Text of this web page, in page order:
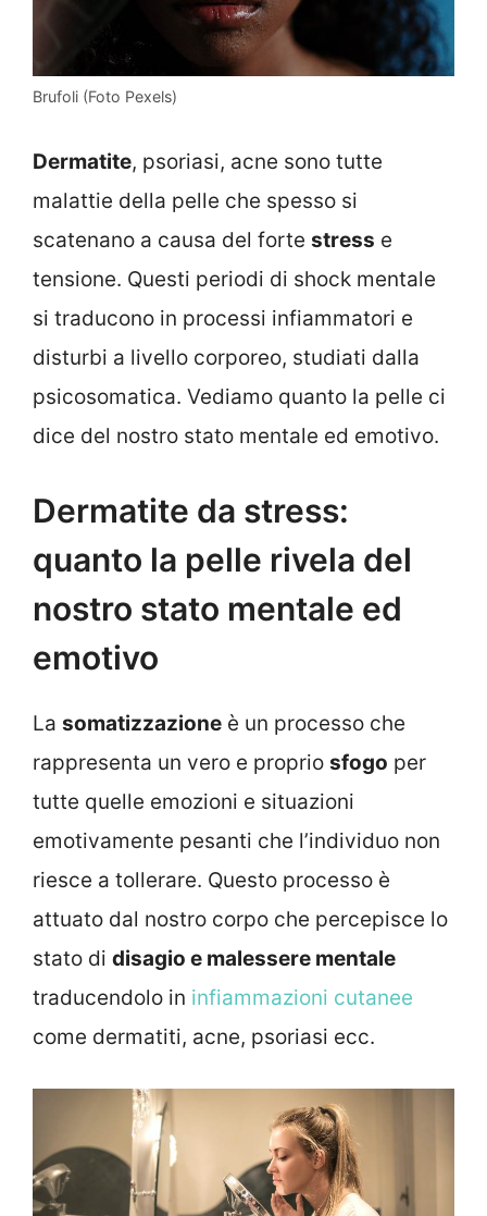
Brufoli (Foto Pexels)
Dermatite, psoriasi, acne sono tutte
malattie della pelle che spesso si
scatenano a causa del forte stress e
tensione. Questi periodi di shock mentale
si traducono in processi infiammatori e
disturbi a livello corporeo, studiati dalla
psicosomatica. Vediamo quanto la pelle ci
dice del nostro stato mentale ed emotivo.
Dermatite da stress:
quanto la pelle rivela del
nostro stato mentale ed
emotivo
La somatizzazione è un processo che
rappresenta un vero e proprio sfogo per
tutte quelle emozioni e situazioni
emotivamente pesanti che l’individuo non
riesce a tollerare. Questo processo è
attuato dal nostro corpo che percepisce lo
stato di disagio e malessere mentale
traducendolo in infiammazioni cutanee
come dermatiti, acne, psoriasi ecc.